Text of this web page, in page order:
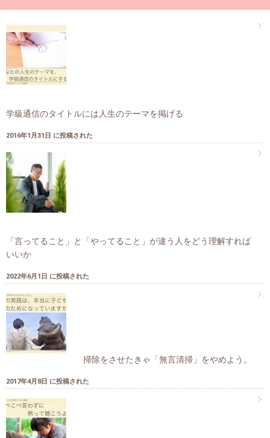
学級通信のタイトルには人生のテーマを掲げる
2016年1月31日 に投稿された
「言ってること」と「やってること」が違う人をどう理解すれば
いいか
2022年6月1日 に投稿された
掃除をさせたきゃ「無言清掃」をやめよう。
2017年4月8日 に投稿された